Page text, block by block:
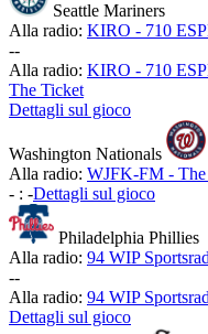
Seattle Mariners
Alla radio: KIRO - 710
--
Alla radio: KIRO - 710
The Ticket
Dettagli sul gioco
Washington Nationals
Alla radio: WJFK-FM -
- : -Dettagli sul gioco
Philadelphia Phillies
Alla radio: 94 WIP
--
Alla radio: 94 WIP
Dettagli sul gioco